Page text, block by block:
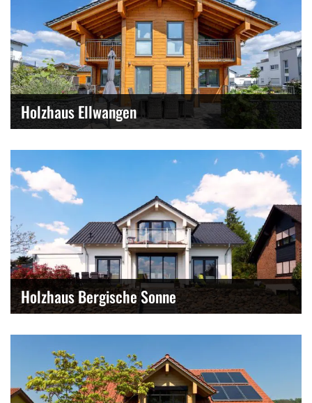
Holzhaus Ellwangen
Holzhaus Bergische Sonne